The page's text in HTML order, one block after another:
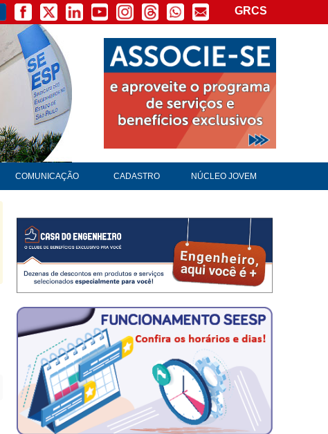
GRCS
COMUNICAÇÃO CADASTRO NÚCLEO JOVEM